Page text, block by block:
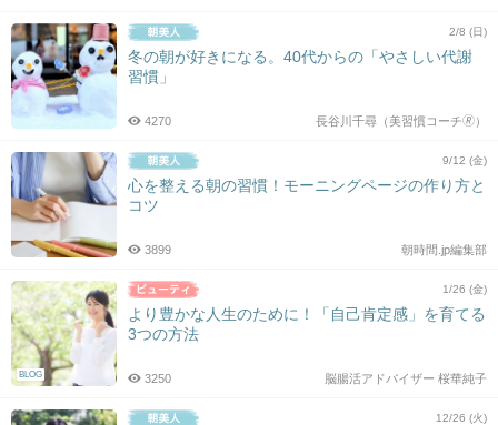
2/8 (日)
冬の朝が好きになる。40代からの「やさしい代謝
習慣」
長谷川千尋（美習慣コーチ🄬）
4270
9/12 (金)
心を整える朝の習慣！モーニングページの作り方と
コツ
朝時間.jp編集部
3899
BLOG
1/26 (金)
より豊かな人生のために！「自己肯定感」を育てる
3つの方法
脳腸活アドバイザー 桜華純子
3250
12/26 (火)